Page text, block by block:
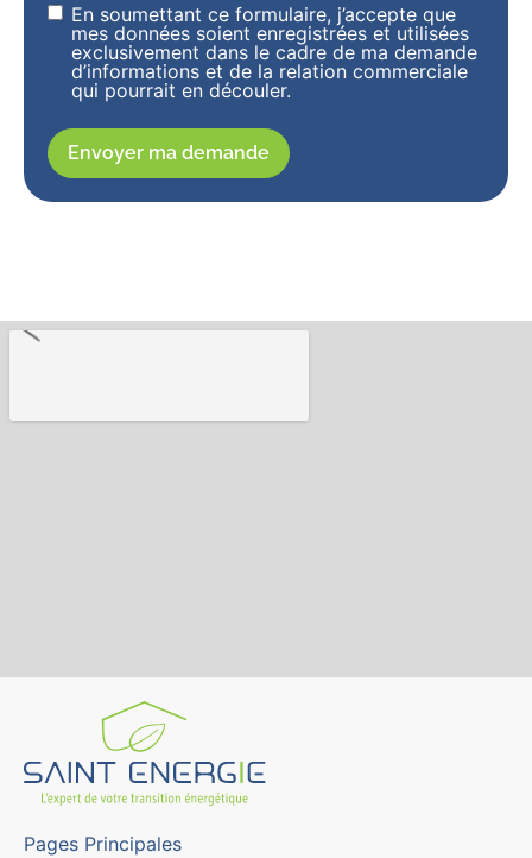
Sans
titre
En soumettant ce formulaire, j’accepte que
mes données soient enregistrées et utilisées
exclusivement dans le cadre de ma demande
d’informations et de la relation commerciale
qui pourrait en découler.
Pages Principales